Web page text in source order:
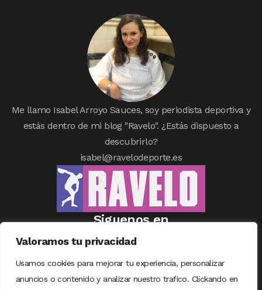
Valoramos tu privacidad
Usamos cookies para mejorar tu experiencia, personalizar
anuncios o contenido y analizar nuestro trafico. Clickando en
Me llamo Isabel Arroyo Sauces, soy periodista deportiva y
estás dentro de mi blog "Ravelo". ¿Estás dispuesto a
descubrirlo?
isabel@ravelodeporte.es
Siguenos en